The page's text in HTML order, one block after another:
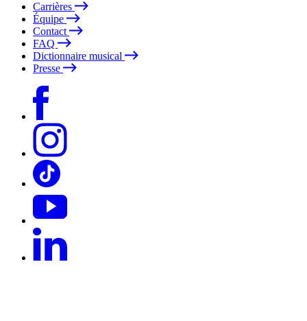
Carrières
Équipe
Contact
FAQ
Dictionnaire musical
Presse